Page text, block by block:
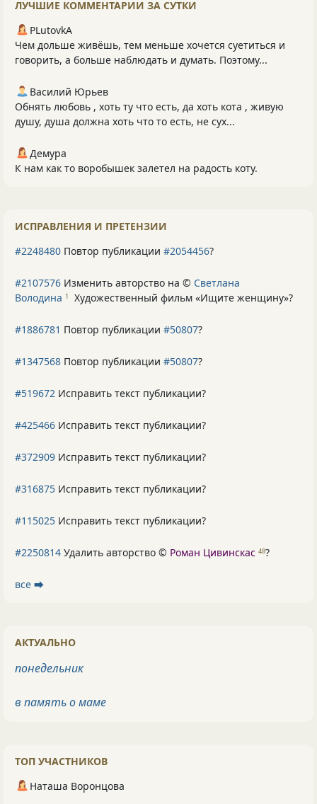
ЛУЧШИЕ КОММЕНТАРИИ ЗА СУТКИ
PLutоvkА
Чем дольше живёшь, тем меньше хочется суетиться и
говорить, а больше наблюдать и думать. Поэтому...
Василий Юрьев
Обнять любовь , хоть ту что есть, да хоть кота , живую
душу, душа должна хоть что то есть, не сух...
Демура
К нам как то воробышек залетел на радость коту.
ИСПРАВЛЕНИЯ И ПРЕТЕНЗИИ
#2248480 Повтор публикации #2054456?
#2107576 Изменить авторство на © Светлана
Володина 1 Художественный фильм «Ищите женщину»?
#1886781 Повтор публикации #50807?
#1347568 Повтор публикации #50807?
#519672 Исправить текст публикации?
#425466 Исправить текст публикации?
#372909 Исправить текст публикации?
#316875 Исправить текст публикации?
#115025 Исправить текст публикации?
#2250814 Удалить авторство © Роман Цивинскас 48?
все ⮕
АКТУАЛЬНО
понедельник
в память о маме
ТОП УЧАСТНИКОВ
Наташа Воронцова